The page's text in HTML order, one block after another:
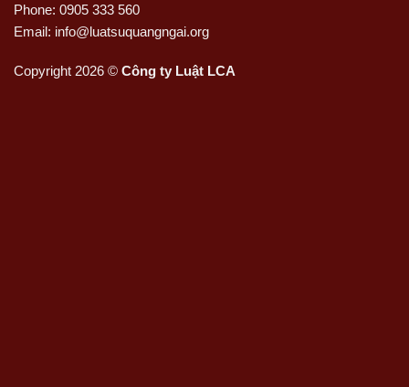
Phone: 0905 333 560
Email: info@luatsuquangngai.org
Copyright 2026 © Công ty Luật LCA